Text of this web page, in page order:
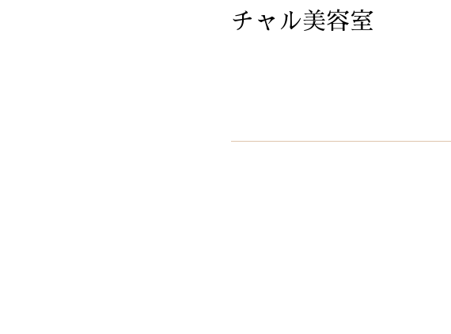
チャル美容室